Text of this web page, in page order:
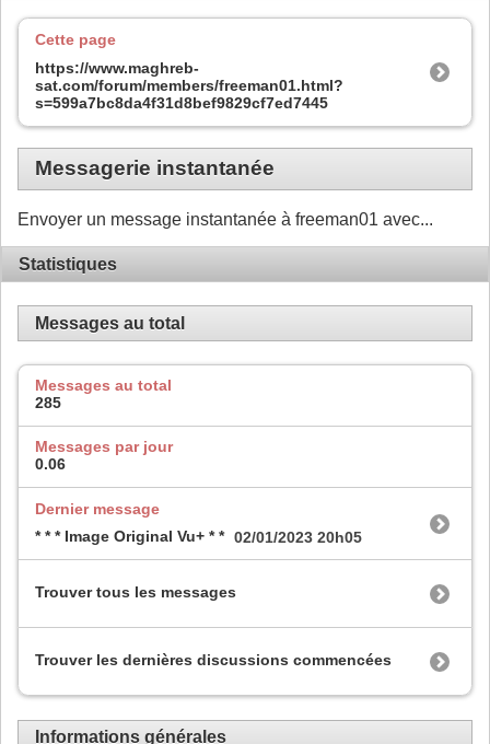
Cette page
https://www.maghreb-
sat.com/forum/members/freeman01.html?
s=599a7bc8da4f31d8bef9829cf7ed7445
Messagerie instantanée
Envoyer un message instantanée à freeman01 avec...
Statistiques
Messages au total
Messages au total
285
Messages par jour
0.06
Dernier message
* * * Image Original Vu+ * * 02/01/2023 20h05
Trouver tous les messages
Trouver les dernières discussions commencées
Informations générales